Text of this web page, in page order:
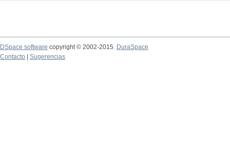
DSpace software copyright © 2002-2015
DuraSpace
Contacto
Sugerencias